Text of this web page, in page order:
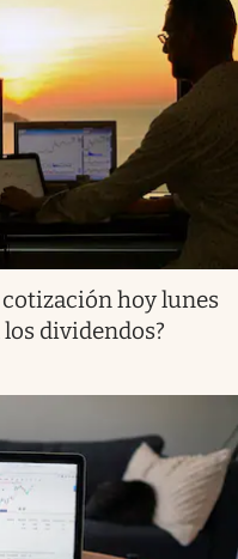
hoy lunes
dividendos?